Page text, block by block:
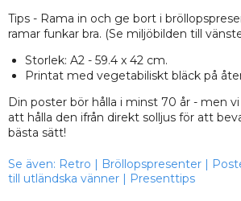
Tips - Rama in och ge bort i
ramar funkar bra. (Se miljöbilden till
Storlek: A2 - 59.4 x 42 cm.
Printat med vegetabiliskt bläck på
Din poster bör hålla i minst 70 år - men
att hålla den ifrån direkt solljus för att
bästa sätt!
Se även: Retro | Bröllopspresenter |
till utländska vänner | Presenttips